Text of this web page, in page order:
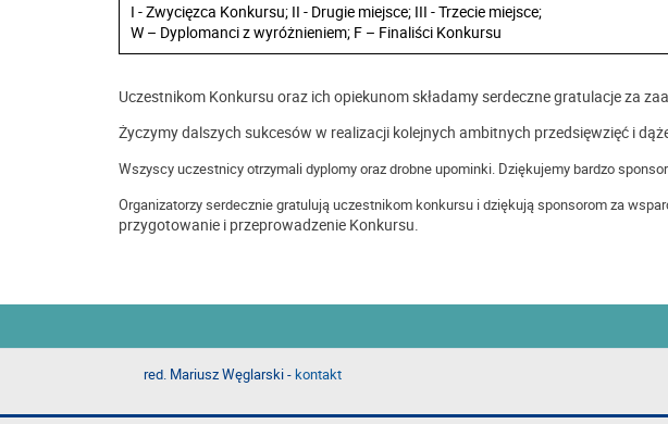
I - Zwycięzca Konkursu; II - Drugie miejsce; III - Trzecie miejsce;
W – Dyplomanci z wyróżnieniem; F – Finaliści Konkursu
Uczestnikom Konkursu oraz ich opiekunom składamy serdeczne gratulacje za
Życzymy dalszych sukcesów w realizacji kolejnych ambitnych przedsięwzięć i
Wszyscy uczestnicy otrzymali dyplomy oraz drobne upominki. Dziękujemy bardzo
Organizatorzy serdecznie gratulują uczestnikom konkursu i dziękują sponsorom za
przygotowanie i przeprowadzenie Konkursu.
red. Mariusz Węglarski -kontakt